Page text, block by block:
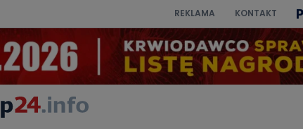
REKLAMA KONTAKT